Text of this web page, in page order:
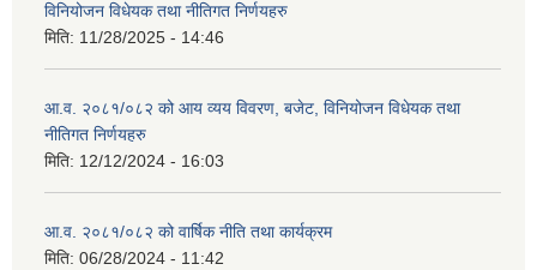
विनियोजन विधेयक तथा नीतिगत निर्णयहरु
मिति: 11/28/2025 - 14:46
आ.व. २०८१/०८२ को आय व्यय विवरण, बजेट, विनियोजन विधेयक तथा
नीतिगत निर्णयहरु
मिति: 12/12/2024 - 16:03
आ.व. २०८१/०८२ को वार्षिक नीति तथा कार्यक्रम
मिति: 06/28/2024 - 11:42